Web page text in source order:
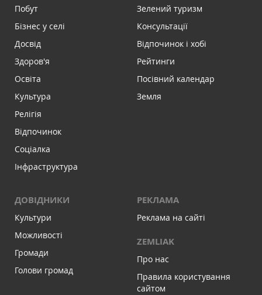
Побут
Бізнес у селі
Досвід
Здоров'я
Освіта
Культура
Релігія
Відпочинок
Соціалка
Інфраструктура
Зелений туризм
Консультації
Відпочинок і хобі
Рейтинги
Посівний календар
Земля
ДОВІДНИКИ
Культури
Можливості
Громади
Голови громад
РЕКЛАМА
Реклама на сайті
ZEMLIAK
Про нас
Правила користування
сайтом